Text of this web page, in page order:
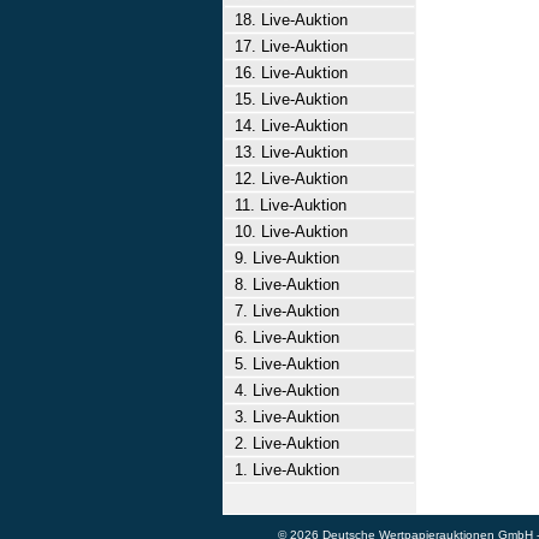
18. Live-Auktion
17. Live-Auktion
16. Live-Auktion
15. Live-Auktion
14. Live-Auktion
13. Live-Auktion
12. Live-Auktion
11. Live-Auktion
10. Live-Auktion
9. Live-Auktion
8. Live-Auktion
7. Live-Auktion
6. Live-Auktion
5. Live-Auktion
4. Live-Auktion
3. Live-Auktion
2. Live-Auktion
1. Live-Auktion
© 2026 Deutsche Wertpapierauktionen GmbH